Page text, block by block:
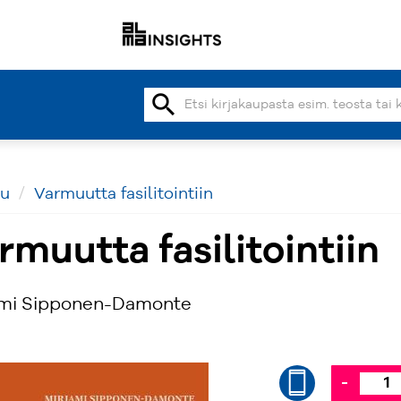
search
Varmuutta fasilitointiin
fasilitointiin
Sipponen-Damonte
-